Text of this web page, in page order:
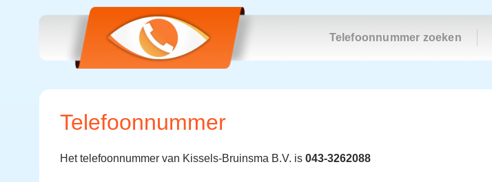
Telefoonnummer zoeken
Telefoonnummer
Het telefoonnummer van Kissels-Bruinsma B.V. is 043-3262088